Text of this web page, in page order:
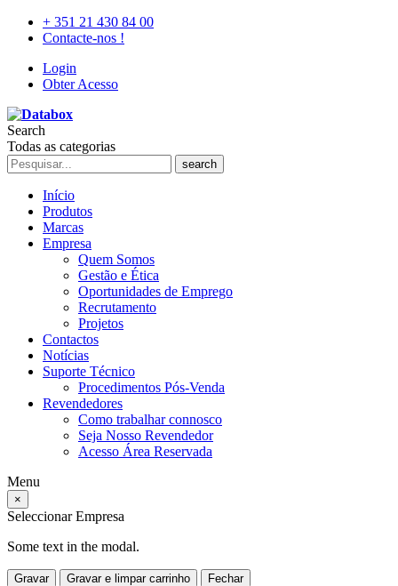
+ 351 21 430 84 00
Contacte-nos !
Login
Obter Acesso
Search
Todas as categorias
search
Início
Produtos
Marcas
Empresa
Quem Somos
Gestão e Ética
Oportunidades de Emprego
Recrutamento
Projetos
Contactos
Notícias
Suporte Técnico
Procedimentos Pós-Venda
Revendedores
Como trabalhar connosco
Seja Nosso Revendedor
Acesso Área Reservada
Menu
×
Seleccionar Empresa
Some text in the modal.
Gravar Gravar e limpar carrinho Fechar